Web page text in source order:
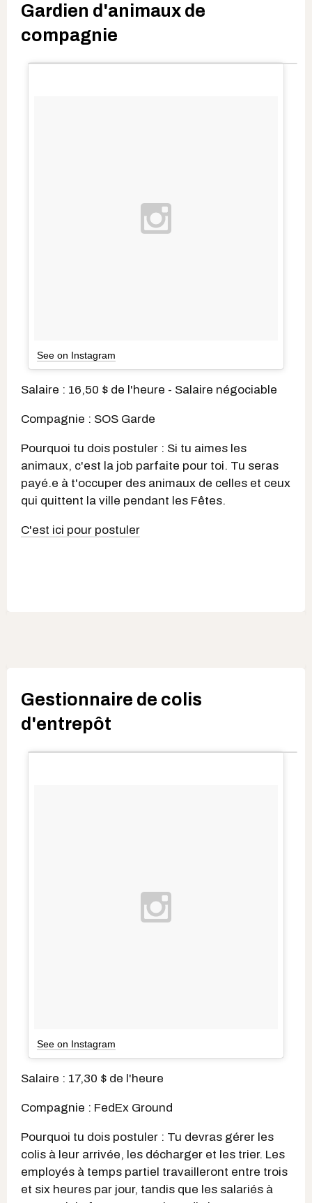
Gardien d'animaux de
compagnie
See on Instagram
Salaire : 16,50 $ de l'heure - Salaire négociable
Compagnie : SOS Garde
Pourquoi tu dois postuler : Si tu aimes les
animaux, c'est la job parfaite pour toi. Tu seras
payé.e à t'occuper des animaux de celles et ceux
qui quittent la ville pendant les Fêtes.
C'est ici pour postuler
Gestionnaire de colis
d'entrepôt
See on Instagram
Salaire : 17,30 $ de l'heure
Compagnie : FedEx Ground
Pourquoi tu dois postuler : Tu devras gérer les
colis à leur arrivée, les décharger et les trier. Les
employés à temps partiel travailleront entre trois
et six heures par jour, tandis que les salariés à